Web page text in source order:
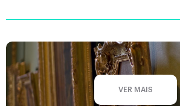
VER MAIS